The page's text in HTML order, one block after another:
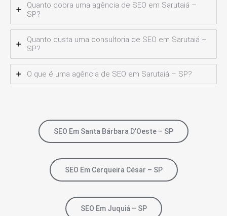
Quanto cobra uma agência de SEO em Sarutaiá –
SP?
Quanto custa uma consultoria de SEO em Sarutaiá –
SP?
O que é uma agência de SEO em Sarutaiá – SP?
SEO Em Santa Bárbara D’Oeste – SP
SEO Em Cerqueira César – SP
SEO Em Juquiá – SP